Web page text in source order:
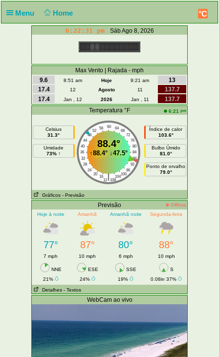
Menu Home °C
6:22:32 pm Sáb Ago 8, 2026
Max Vento | Rajada - mph
9.6
8:51 am Hoje 9:21 am
13
17.4
12 Agosto 11
137.7
17.4
Jan , 12 2026 Jan , 11
137.7
Temperatura °F
6:21 pm
Celsius
31.3°
Umidade
73% ↑
60
56 64
52
68
48
72
44
76
40
80
36
84
32
88
28
92
24
96
20
100
16 104
|
12 108
88.4°
↑88.4° ↓47.5°
Índice de calor
103.6°
Bulbo Úmido
81.0°
Ponto de orvalho
79.0°
Gráficos - Previsão
Previsão
Offline
Hoje à noite
Amanhã Amanhã noite Segunda-feira
77° 87° 80° 88°
7 mph 10 mph 6 mph 10 mph
NNE ESE SSE
S
21%
24% 19%
0.08in 37%
Detalhes - Textos
WebCam ao vivo